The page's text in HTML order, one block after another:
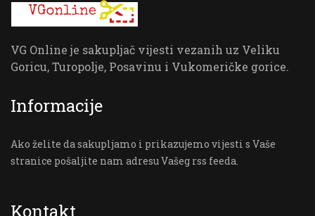
VG Online je sakupljač vijesti vezanih uz Veliku
Goricu, Turopolje, Posavinu i Vukomeričke gorice.
Informacije
Ako želite da sakupljamo i prikazujemo vijesti s Vaše
stranice pošaljite nam adresu Vašeg rss feeda.
Kontakt